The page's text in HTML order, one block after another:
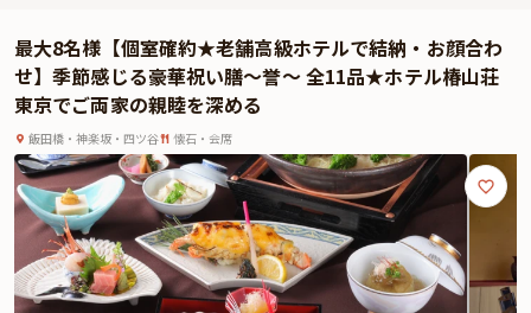
とともにお楽しみください。
贅を尽くした和食会席と一流ホテルならではの丁寧な接客で大切なお顔合わせ
が特別なひとときとなるようおもてなしいたします。
最大8名様【個室確約★老舗高級ホテルで結納・お顔合わ
せ】季節感じる豪華祝い膳～誉～ 全11品★ホテル椿山荘
東京でご両家の親睦を深める
飯田橋・神楽坂・四ツ谷 懐石・会席